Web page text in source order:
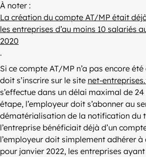
À noter :
La création du compte AT/MP était
les entreprises d’au moins 10 salariés
2020
.
Si ce compte AT/MP n’a pas encore été
doit s’inscrire sur le site net-
s’effectue dans un délai maximal de
étape, l’employeur doit s’abonner au
dématérialisation de la notification du
l’entreprise bénéficiait déjà d’un
l’employeur doit simplement adhérer à
pour janvier 2022, les entreprises